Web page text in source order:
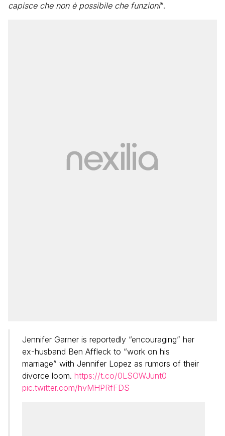
capisce che non è possibile che funzioni“.
Jennifer Garner is reportedly “encouraging” her
ex-husband Ben Affleck to “work on his
marriage” with Jennifer Lopez as rumors of their
divorce loom. https://t.co/0LSOWJunt0
pic.twitter.com/hvMHPRfFDS